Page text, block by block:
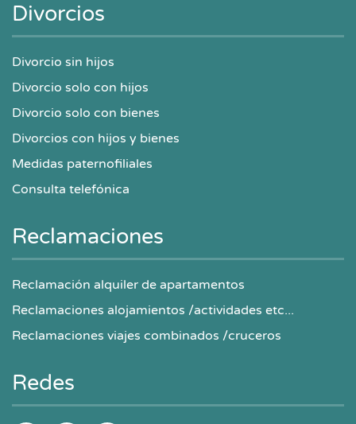
Divorcios
Divorcio sin hijos
Divorcio solo con hijos
Divorcio solo con bienes
Divorcios con hijos y bienes
Medidas paternofiliales
Consulta telefónica
Reclamaciones
Reclamación alquiler de apartamentos
Reclamaciones alojamientos /actividades etc...
Reclamaciones viajes combinados /cruceros
Redes